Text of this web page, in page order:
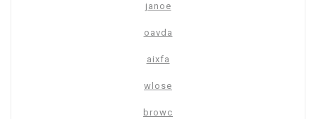
janoe
oavda
aixfa
wlose
browc